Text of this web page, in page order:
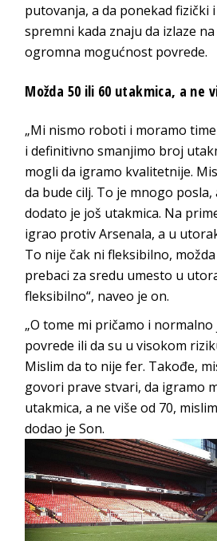
putovanja, a da ponekad fizički
spremni kada znaju da izlaze
ogromna mogućnost povrede.
Možda 50 ili 60 utakmica, a ne
„Mi nismo roboti i moramo
i definitivno smanjimo broj
mogli da igramo kvalitetnije.
da bude cilj. To je mnogo
dodato je još utakmica. Na
igrao protiv Arsenala, a u
To nije čak ni fleksibilno,
prebaci za sredu umesto u
fleksibilno“, naveo je on.
„O tome mi pričamo i normalno
povrede ili da su u visokom
Mislim da to nije fer. Takođe,
govori prave stvari, da igramo
utakmica, a ne više od 70,
dodao je Son.